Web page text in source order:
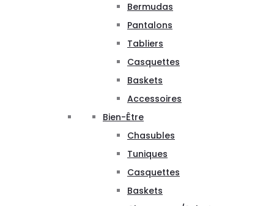
Bermudas
Pantalons
Tabliers
Casquettes
Baskets
Accessoires
Bien-Être
Chasubles
Tuniques
Casquettes
Baskets